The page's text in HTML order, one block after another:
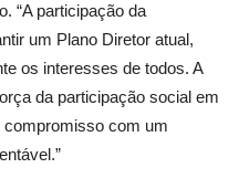
“A participação da
um Plano Diretor atual,
os interesses de todos. A
da participação social em
com um